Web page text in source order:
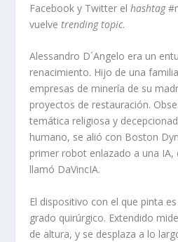
Facebook y Twitter elhashtag
vuelvetrending topic.
Alessandro D´Angelo era un
renacimiento. Hijo de una
empresas de minería de su
proyectos de restauración.
temática religiosa y
humano, se alió con Boston
primer robot enlazado a una IA,
llamó DaVincIA.
El dispositivo con el que pinta
grado quirúrgico. Extendido
de altura, y se desplaza a lo